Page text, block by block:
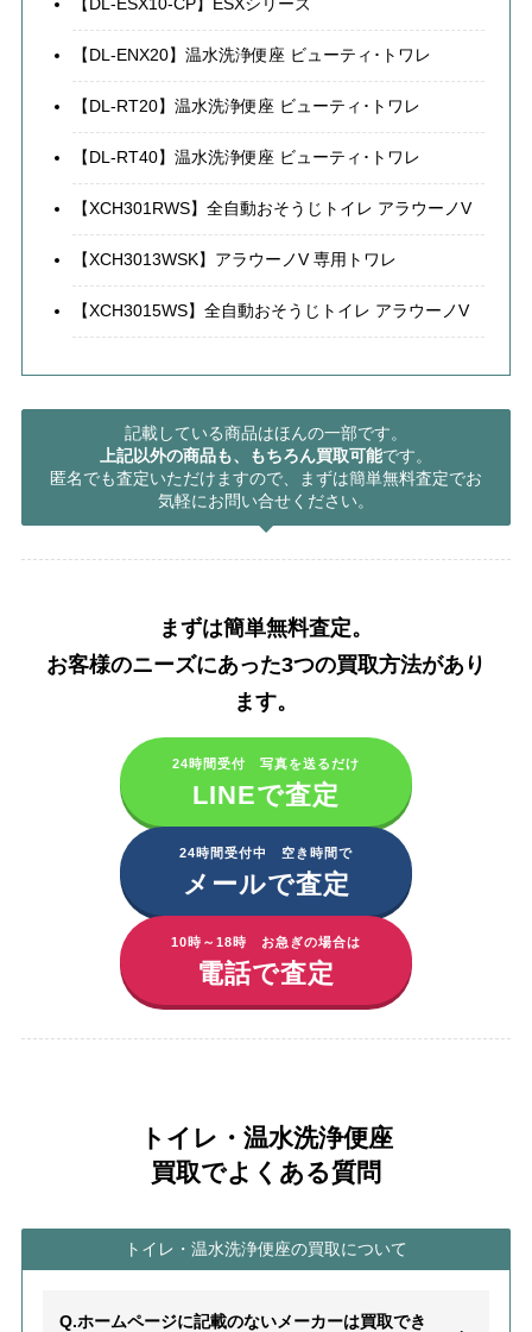
【DL-ESX10-CP】ESXシリーズ
【DL-ENX20】温水洗浄便座 ビューティ･トワレ
【DL-RT20】温水洗浄便座 ビューティ･トワレ
【DL-RT40】温水洗浄便座 ビューティ･トワレ
【XCH301RWS】全自動おそうじトイレ アラウーノV
【XCH3013WSK】アラウーノV 専用トワレ
【XCH3015WS】全自動おそうじトイレ アラウーノV
記載している商品はほんの一部です。
上記以外の商品も、もちろん買取可能です。
匿名でも査定いただけますので、まずは簡単無料査定でお
気軽にお問い合せください。
まずは簡単無料査定。
お客様のニーズにあった3つの買取方法があり
ます。​
24時間受付 写真を送るだけ
LINEで査定
24時間受付中 空き時間で
メールで査定
10時～18時 お急ぎの場合は
電話で査定
トイレ・温水洗浄便座
買取でよくある質問
トイレ・温水洗浄便座の買取について
Q.ホームページに記載のないメーカーは買取でき